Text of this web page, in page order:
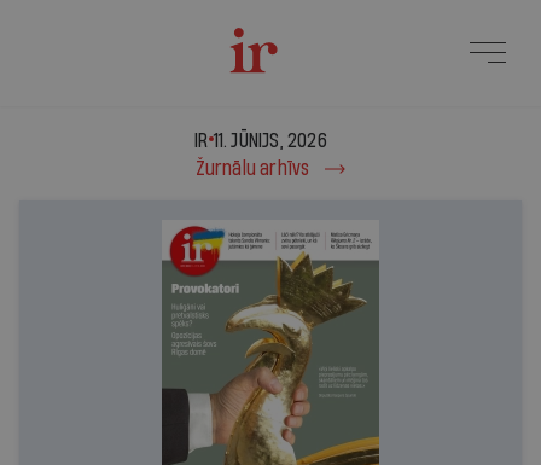
IR - 11. jūnijs, 2026
IR 11. JŪNIJS, 2026
Žurnālu arhīvs